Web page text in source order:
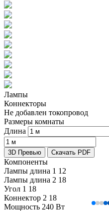
Лампы
Коннекторы
Не добавлен токопровод
Размеры комнаты
Длина
3D Превью Скачать PDF
Компоненты
Лампы длина 1 12
Лампы длина 2 18
Угол 1 18
Коннектор 2 18
Мощность 240 Вт